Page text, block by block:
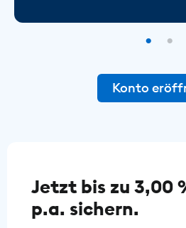
Konto
Jetzt bis zu 3,00
p.a. sichern.